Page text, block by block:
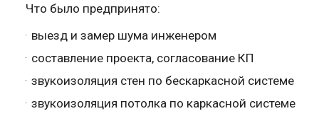
Что было предпринято:
выезд и замер шума инженером
составление проекта, согласование КП
звукоизоляция стен по бескаркасной системе
звукоизоляция потолка по каркасной системе